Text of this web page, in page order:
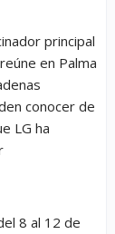
principal
en Palma
conocer de
LG ha
8 al 12 de